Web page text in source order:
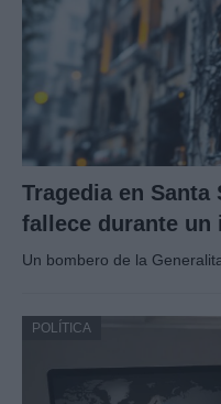
Tragedia en
fallece durante un
Un bombero de la
POLÍTICA